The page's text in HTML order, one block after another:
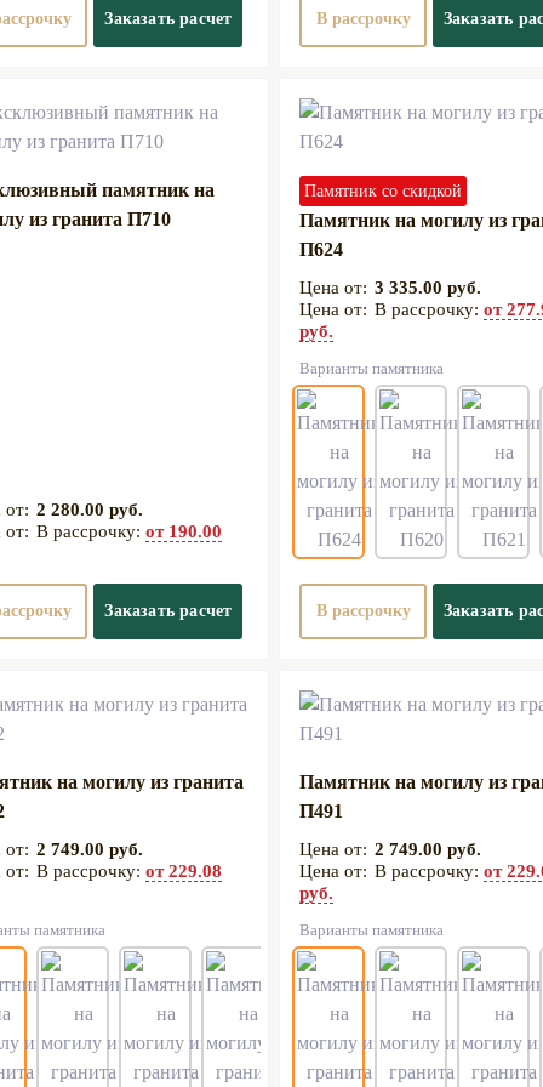
Заказать расчет В рассрочку Заказать
памятник на
из гранита П710
2 280.00 руб.
В рассрочку: от 190.00
Заказать расчет
Памятник со скидкой
Памятник на могилу из
П624
3 335.00 руб.
В рассрочку:от
руб.
Варианты памятника
В рассрочку Заказать
на могилу из гранита
2 749.00 руб.
В рассрочку: от 229.08
памятника
Памятник на могилу из
П491
2 749.00 руб.
В рассрочку:от
руб.
Варианты памятника